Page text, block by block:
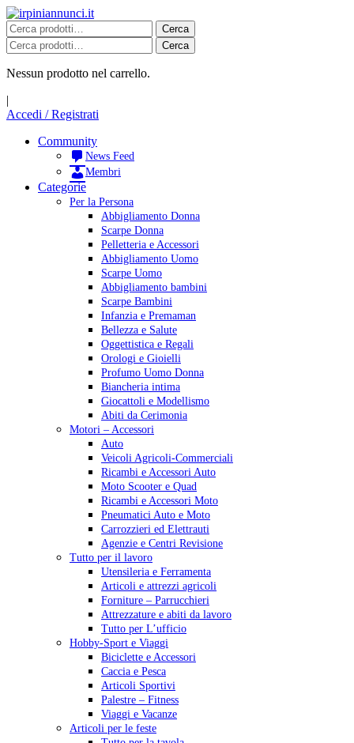
Salta
al
contenuto
Cerca: Cerca
Cerca: Cerca
Nessun prodotto nel carrello.
|
Accedi / Registrati
Community
News Feed
Membri
Categorie
Per la Persona
Abbigliamento Donna
Scarpe Donna
Pelletteria e Accessori
Abbigliamento Uomo
Scarpe Uomo
Abbigliamento bambini
Scarpe Bambini
Infanzia e Premaman
Bellezza e Salute
Oggettistica e Regali
Orologi e Gioielli
Profumo Uomo Donna
Biancheria intima
Giocattoli e Modellismo
Abiti da Cerimonia
Motori – Accessori
Auto
Veicoli Agricoli-Commerciali
Ricambi e Accessori Auto
Moto Scooter e Quad
Ricambi e Accessori Moto
Pneumatici Auto e Moto
Carrozzieri ed Elettrauti
Agenzie e Centri Revisione
Tutto per il lavoro
Utensileria e Ferramenta
Articoli e attrezzi agricoli
Forniture – Parrucchieri
Attrezzature e abiti da lavoro
Tutto per L’ufficio
Hobby-Sport e Viaggi
Biciclette e Accessori
Caccia e Pesca
Articoli Sportivi
Palestre – Fitness
Viaggi e Vacanze
Articoli per le feste